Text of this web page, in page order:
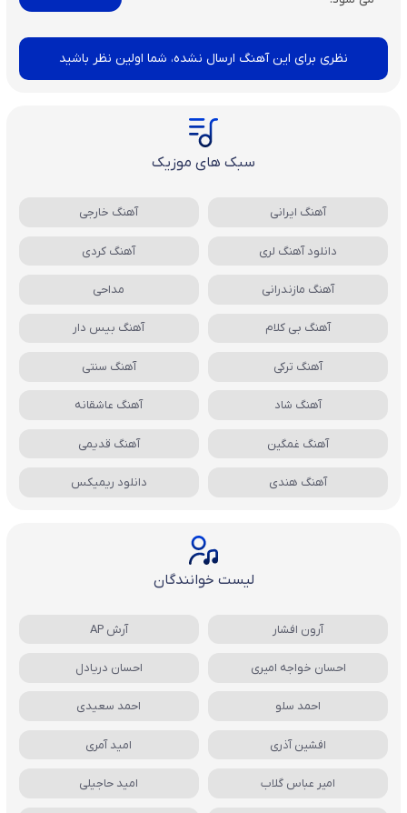
نظری برای این آهنگ ارسال نشده، شما اولین نظر باشید
سبک های موزیک
آهنگ ایرانی آهنگ خارجی
دانلود آهنگ لری آهنگ کردی
آهنگ مازندرانی مداحی
آهنگ بی کلام آهنگ بیس دار
آهنگ ترکی آهنگ سنتی
آهنگ شاد آهنگ عاشقانه
آهنگ غمگین آهنگ قدیمی
آهنگ هندی دانلود ریمیکس
لیست خوانندگان
آرون افشار آرش AP
احسان خواجه امیری احسان دریادل
احمد سلو احمد سعیدی
افشین آذری امید آمری
امیر عباس گلاب امید حاجیلی